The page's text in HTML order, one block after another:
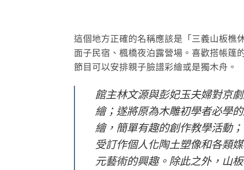
這個地方正確的名稱應該是「三義山板樵
面子民宿、楓橋夜泊露營場。喜歡搭帳篷
節目可以安排親子臉譜彩繪或是獨木舟。
館主林文源與彭妃玉夫婦對京
繪；遂將原為木雕初學者必學
繪，簡單有趣的創作教學活動
受訂作個人化陶土塑像和各類
元藝術的興趣。除此之外，山